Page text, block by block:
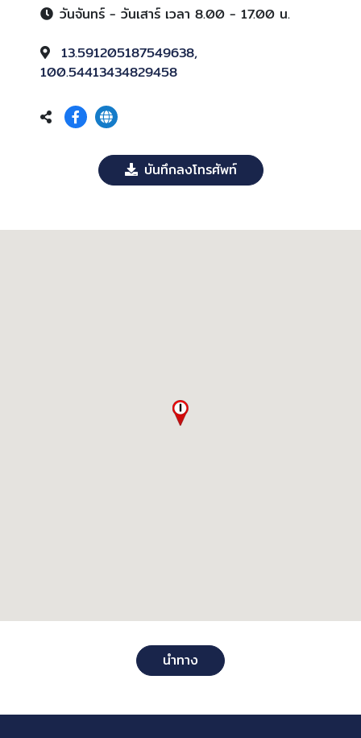
วันจันทร์ - วันเสาร์ เวลา 8.00 - 17.00 น.
13.591205187549638,
100.54413434829458
บันทึกลงโทรศัพท์
นำทาง